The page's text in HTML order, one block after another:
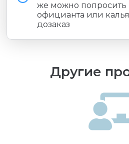
же можно попросить
официанта или
дозаказ
Другие